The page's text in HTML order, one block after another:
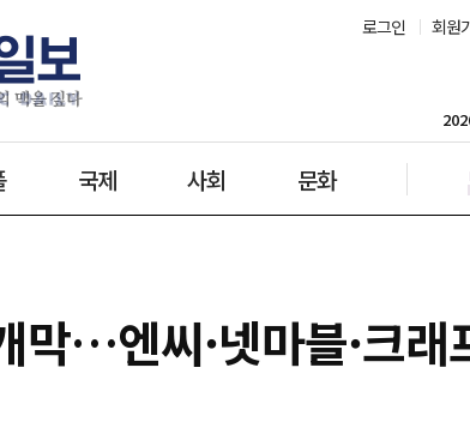
로그인 회원
국제 사회 문화
…엔씨·넷마블·크래